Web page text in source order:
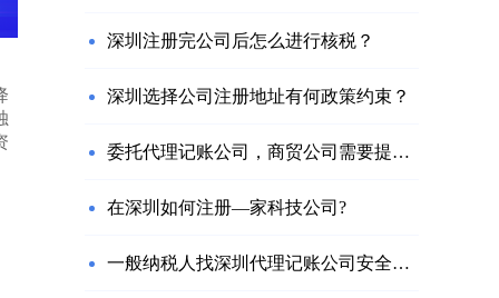
深圳注册完公司后怎么进行核税？
深圳选择公司注册地址有何政策约束？
委托代理记账公司，商贸公司需要提供什么材料？
在深圳如何注册—家科技公司?
一般纳税人找深圳代理记账公司安全吗？需要注意什么？